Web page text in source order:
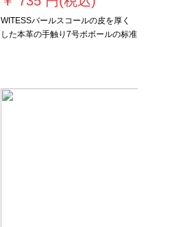
WITESSバールスコールの皮を厚く
した本革の手触り7号ボボールの标准